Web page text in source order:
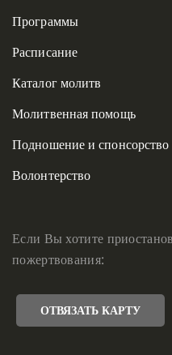
Программы
Расписание
Каталог молитв
Молитвенная помощь
Подношение и спонсорство
Волонтерство
Если Вы хотите
пожертвования:
ОТВЯЗАТЬ КАРТУ